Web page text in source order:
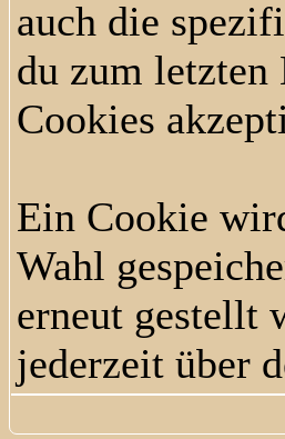
auch die
du zum letzten
Cookies
Ein Cookie
Wahl
erneut gestellt
jederzeit über